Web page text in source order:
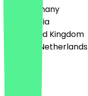
🇩🇪 Germany
🇦🇹 Austria
🇬🇧 United Kingdom
🇳🇱 The Netherlands
Deutsch